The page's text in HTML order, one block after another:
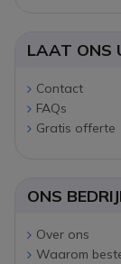
LAAT ONS
Contact
FAQs
Gratis offerte
ONS
Over ons
Waarom